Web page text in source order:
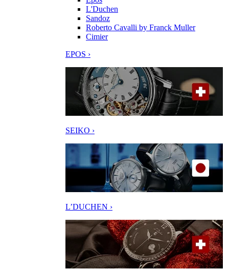
L'Duchen
Sandoz
Roberto Cavalli by Franck Muller
Cimier
EPOS ›
SEIKO ›
L’DUCHEN ›